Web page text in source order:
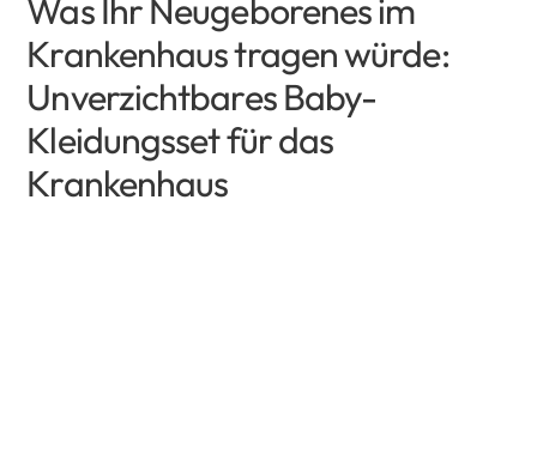
Was Ihr Neugeborenes im
Krankenhaus tragen würde:
Unverzichtbares Baby-
Kleidungsset für das
Krankenhaus